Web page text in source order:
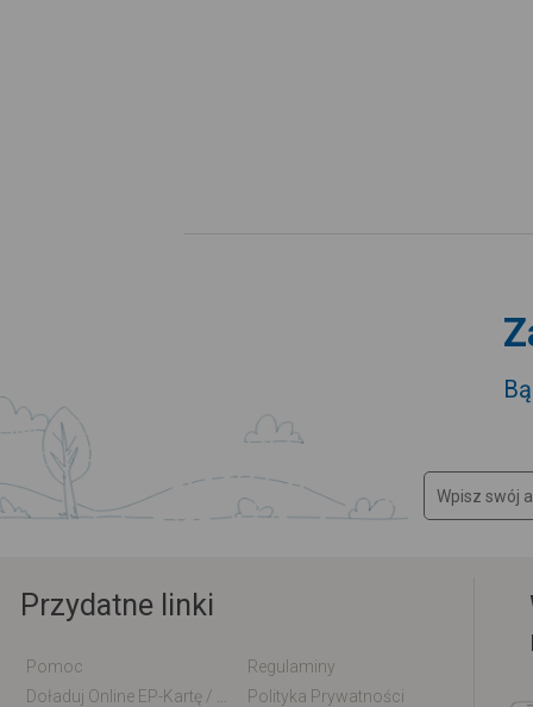
Przydatne linki
Pomoc
Regulaminy
Polityka Prywatności